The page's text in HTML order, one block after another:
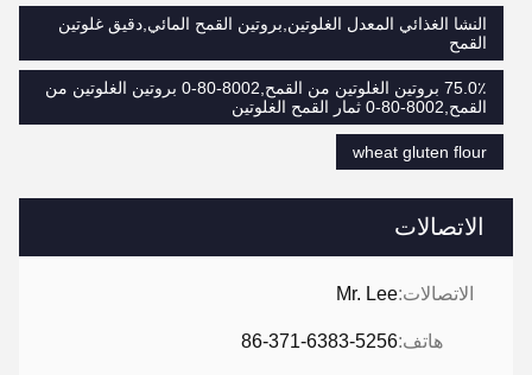
الاتصالات
الاتصالات:Mr. Lee
هاتف:86-371-6383-5256
النشا الغذائي المعدل الغلوتين,بروتين القمح المائي,دقيق غلوتين
القمح
75.0٪ بروتين الغلوتين من القمح,8002-80-0 بروتين الغلوتين من
القمح,8002-80-0 ثمار القمح الغلوتين
wheat gluten flour